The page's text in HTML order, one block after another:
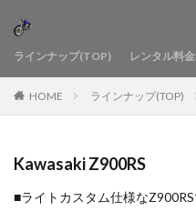
ラインナップ(TOP) レンタル料
HOME ラインナップ(TOP)
Kawasaki Z900RS
■ライトカスタム仕様なZ900RS